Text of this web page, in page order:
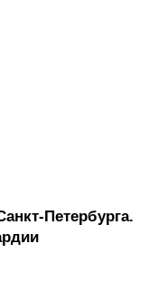
Петербурга.